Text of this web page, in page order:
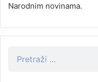
Narodnim novinama.